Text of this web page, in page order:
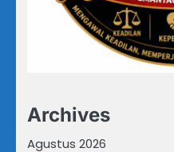
Archives
Agustus 2026